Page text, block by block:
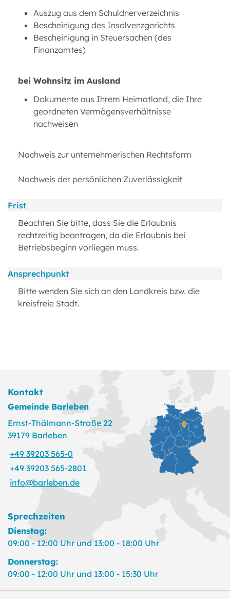
Auszug aus dem Schuldnerverzeichnis
Bescheinigung des Insolvenzgerichts
Bescheinigung in Steuersachen (des
Finanzamtes)
bei Wohnsitz im Ausland
Dokumente aus Ihrem Heimatland, die Ihre
geordneten Vermögensverhältnisse
nachweisen
Nachweis zur unternehmerischen Rechtsform
Nachweis der persönlichen Zuverlässigkeit
Frist
Beachten Sie bitte, dass Sie die Erlaubnis
rechtzeitig beantragen, da die Erlaubnis bei
Betriebsbeginn vorliegen muss.
Ansprechpunkt
Bitte wenden Sie sich an den Landkreis bzw. die
kreisfreie Stadt.
Kontakt
Gemeinde Barleben
Ernst-Thälmann-Straße 22
39179 Barleben
+49 39203 565-0
+49 39203 565-2801
info@barleben.de
Sprechzeiten
Dienstag:
09:00 - 12:00 Uhr und 13:00 - 18:00 Uhr
Donnerstag:
09:00 - 12:00 Uhr und 13:00 - 15:30 Uhr